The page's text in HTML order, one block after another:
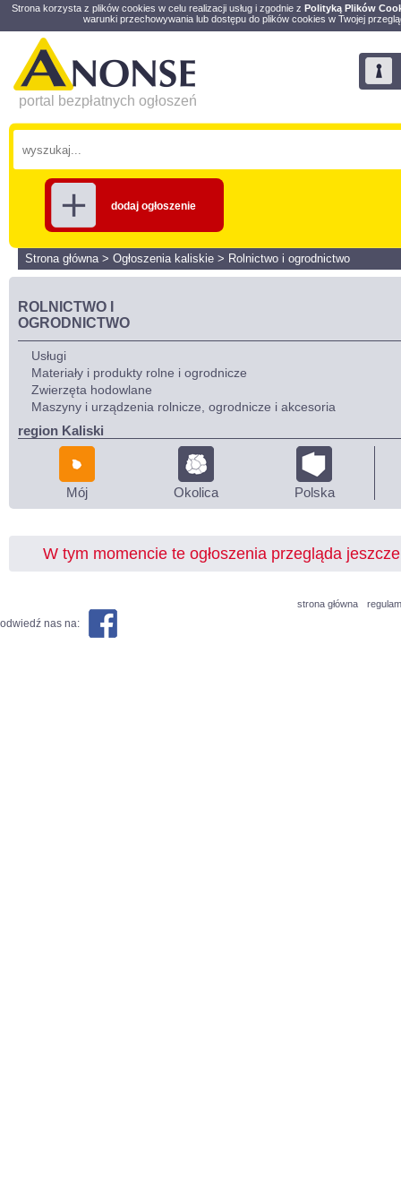
Strona korzysta z plików cookies w celu realizacji usług i zgodnie z Polityką Plików
warunki przechowywania lub dostępu do plików cookies w Twojej
portal bezpłatnych ogłoszeń
dodaj ogłoszenie
Strona główna> Ogłoszenia kaliskie > Rolnictwo i ogrodnictwo
ROLNICTWO I
OGRODNICTWO
Usługi
Materiały i produkty rolne i ogrodnicze
Zwierzęta hodowlane
Maszyny i urządzenia rolnicze, ogrodnicze i akcesoria
region Kaliski
Mój Okolica Polska
W tym momencie te ogłoszenia przegląda
strona główna
odwiedź nas na: